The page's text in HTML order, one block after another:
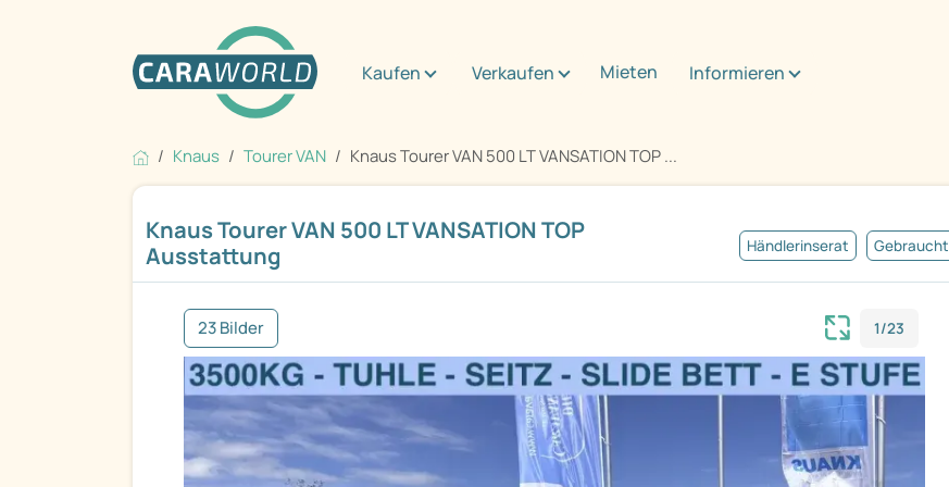
Kaufen Verkaufen Mieten Informieren
Knaus Tourer VAN Knaus Tourer VAN 500 LT VANSATION TOP ...
Knaus Tourer VAN 500 LT VANSATION TOP
Ausstattung
Händlerinserat Gebraucht
23 Bilder 1/23